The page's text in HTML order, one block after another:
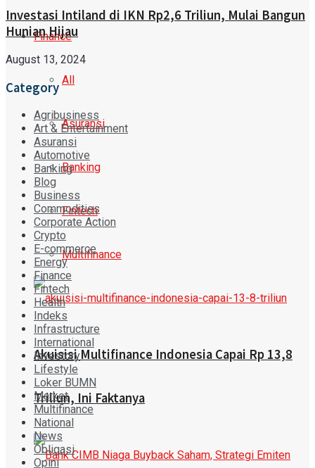
Finance
All
Asuransi
Banking
Fintech
Multifinance
Akuisisi Multifinance Indonesia Capai Rp 13,8
Triliun, Ini Faktanya
Investasi Intiland di IKN Rp2,6 Triliun, Mulai Bangun
Hunian Hijau
August 13, 2024
Category
Agribusiness
Art & Entertainment
Asuransi
Automotive
Banking
Blog
Business
Commodities
Corporate Action
Crypto
E-commerce
Energy
Finance
Fintech
Health
Indeks
Infrastructure
International
Investory
Lifestyle
Loker BUMN
Market
Multifinance
National
News
Obligasi
Opini